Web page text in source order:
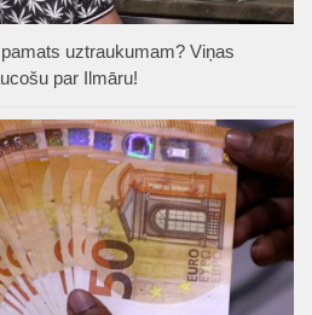
uztraukumam? Viņas
par Ilmāru!